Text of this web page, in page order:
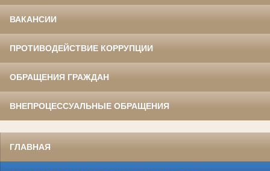
ВАКАНСИИ
ПРОТИВОДЕЙСТВИЕ КОРРУПЦИИ
ОБРАЩЕНИЯ ГРАЖДАН
ВНЕПРОЦЕССУАЛЬНЫЕ ОБРАЩЕНИЯ
ГЛАВНАЯ